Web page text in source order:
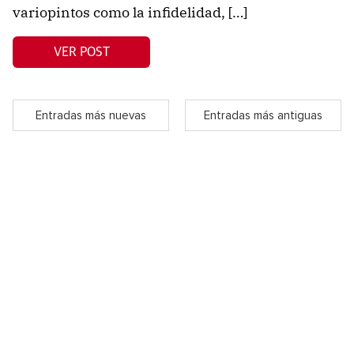
variopintos como la infidelidad, […]
VER POST
Entradas más nuevas Entradas más antiguas